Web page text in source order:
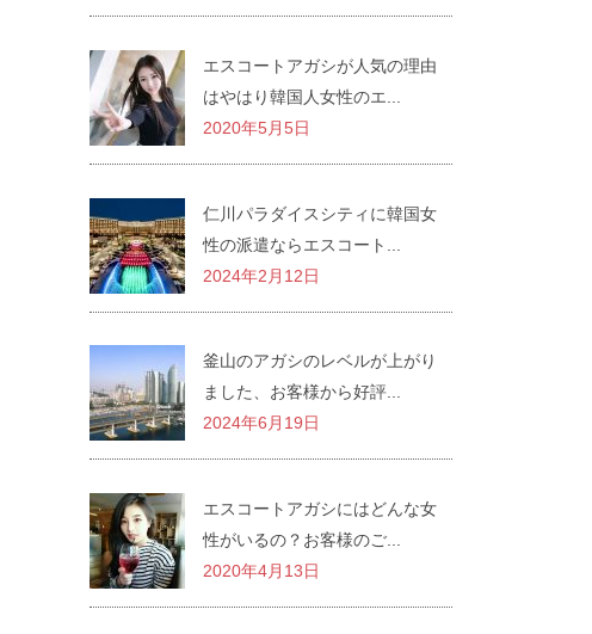
エスコートアガシが人気の理由
はやはり韓国人女性のエ...
2020年5月5日
仁川パラダイスシティに韓国女
性の派遣ならエスコート...
2024年2月12日
釜山のアガシのレベルが上がり
ました、お客様から好評...
2024年6月19日
エスコートアガシにはどんな女
性がいるの？お客様のご...
2020年4月13日